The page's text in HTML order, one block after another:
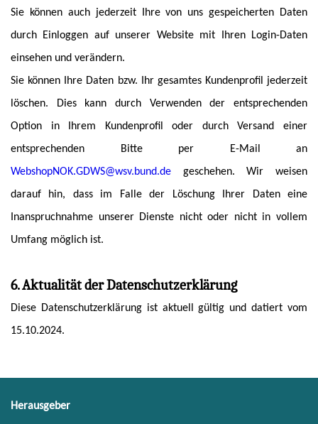
Sie können auch jederzeit Ihre von uns gespeicherten Daten
durch Einloggen auf unserer Website mit Ihren Login-Daten
einsehen und verändern.
Sie können Ihre Daten bzw. Ihr gesamtes Kundenprofil jederzeit
löschen. Dies kann durch Verwenden der entsprechenden
Option in Ihrem Kundenprofil oder durch Versand einer
entsprechenden Bitte per E-Mail an
WebshopNOK.GDWS@wsv.bund.de geschehen. Wir weisen
darauf hin, dass im Falle der Löschung Ihrer Daten eine
Inanspruchnahme unserer Dienste nicht oder nicht in vollem
Umfang möglich ist.
6. Aktualität der Datenschutzerklärung
Diese Datenschutzerklärung ist aktuell gültig und datiert vom
15.10.2024.
Herausgeber